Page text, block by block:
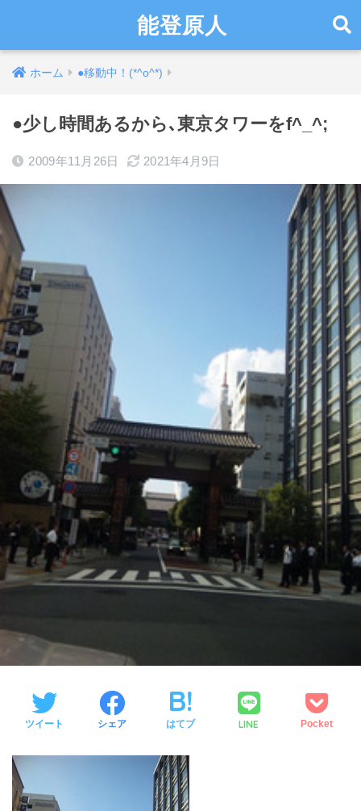
能登原人
ホーム ●移動中！(*^o^*)
●少し時間あるから､東京タワーをf^_^;
2009年11月26日 2021年4月9日
ツイート シェア はてブ LINE Pocket